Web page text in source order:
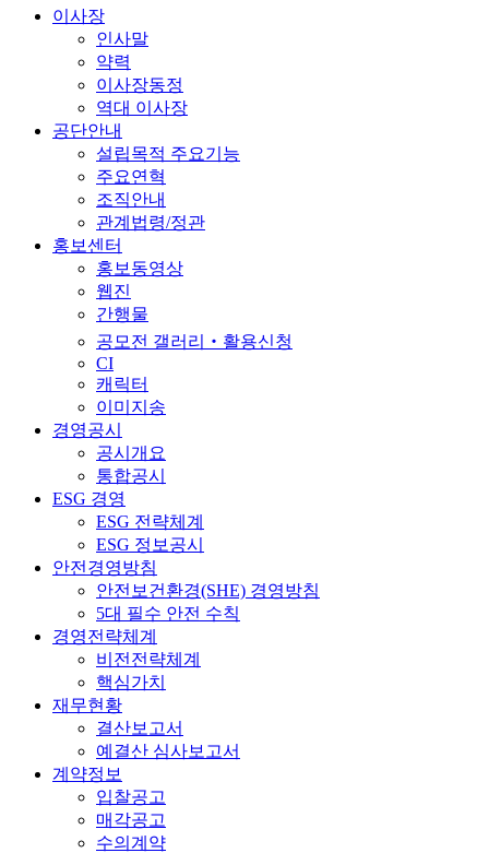
이사장
인사말
약력
이사장동정
역대 이사장
공단안내
설립목적 주요기능
주요연혁
조직안내
관계법령/정관
홍보센터
홍보동영상
웹진
간행물
공모전 갤러리‧활용신청
CI
캐릭터
이미지송
경영공시
공시개요
통합공시
ESG 경영
ESG 전략체계
ESG 정보공시
안전경영방침
안전보건환경(SHE) 경영방침
5대 필수 안전 수칙
경영전략체계
비전전략체계
핵심가치
재무현황
결산보고서
예결산 심사보고서
계약정보
입찰공고
매각공고
수의계약